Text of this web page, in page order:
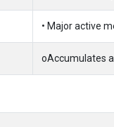
• Major active
oAccumulates